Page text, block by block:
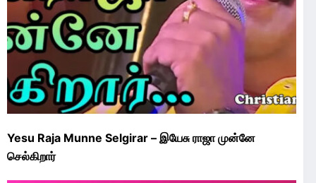
Yesu Raja Munne Selgirar – இயேசு ராஜா முன்னே
செல்கிறார்